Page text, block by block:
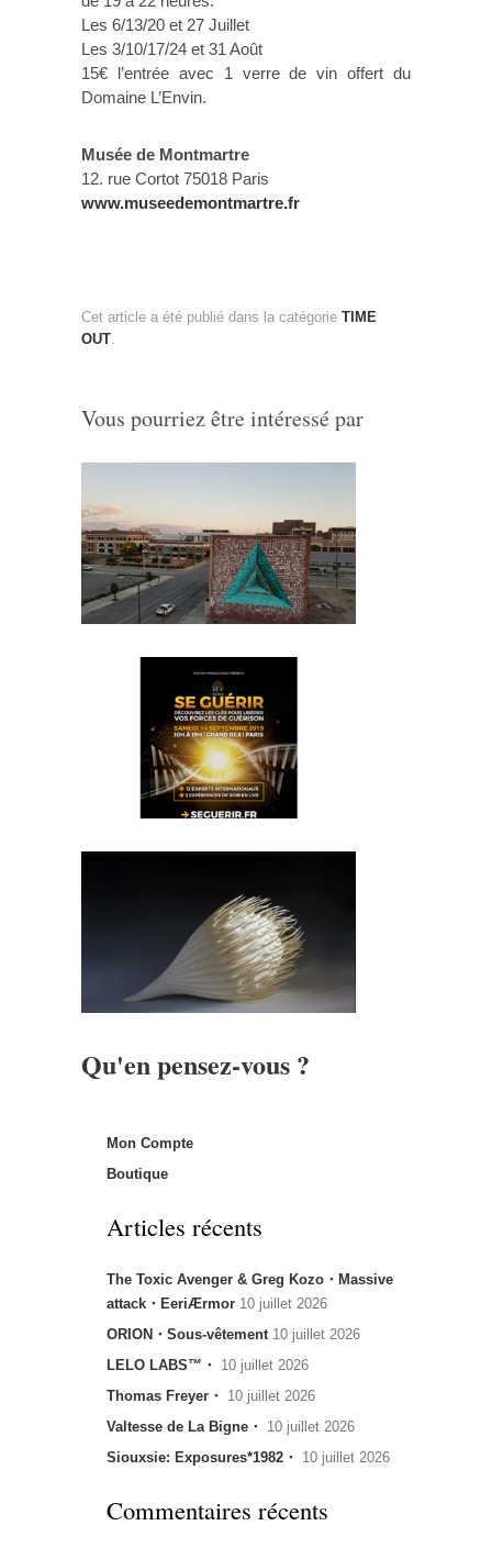
Les 6/13/20 et 27 Juillet
Les 3/10/17/24 et 31 Août
15€ l’entrée avec 1 verre de vin offert du
Domaine L’Envin.
Musée de Montmartre
12. rue Cortot 75018 Paris
www.museedemontmartre.fr
Cet article a été publié dans la catégorie TIME
OUT
Vous pourriez être intéressé par
Qu'en pensez-vous ?
Mon Compte
Boutique
Articles récents
The Toxic Avenger & Greg Kozo・Massive
attack・EeriÆrmor 10 juillet 2026
ORION・Sous-vêtement 10 juillet 2026
LELO LABS™・ 10 juillet 2026
Thomas Freyer・ 10 juillet 2026
Valtesse de La Bigne・ 10 juillet 2026
Siouxsie: Exposures*1982・ 10 juillet 2026
Commentaires récents